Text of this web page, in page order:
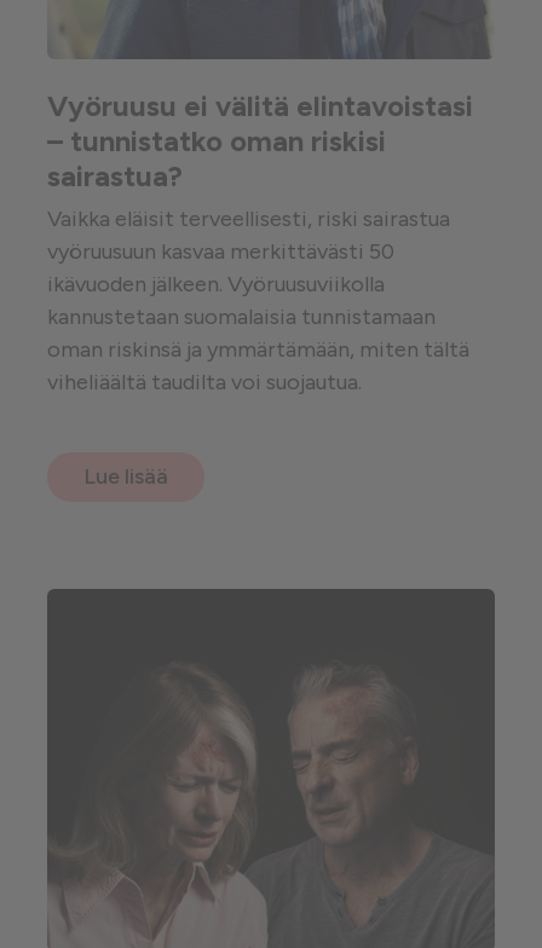
Vyöruusu ei välitä elintavoistasi
– tunnistatko oman riskisi
sairastua?
Vaikka eläisit terveellisesti, riski sairastua
vyöruusuun kasvaa merkittävästi 50
ikävuoden jälkeen. Vyöruusuviikolla
kannustetaan suomalaisia tunnistamaan
oman riskinsä ja ymmärtämään, miten tältä
viheliäältä taudilta voi suojautua.
Lue lisää